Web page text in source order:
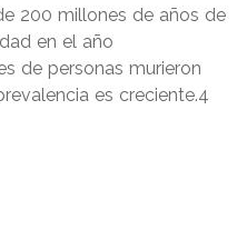
200 millones de años de
en el año
de personas murieron
es creciente.4